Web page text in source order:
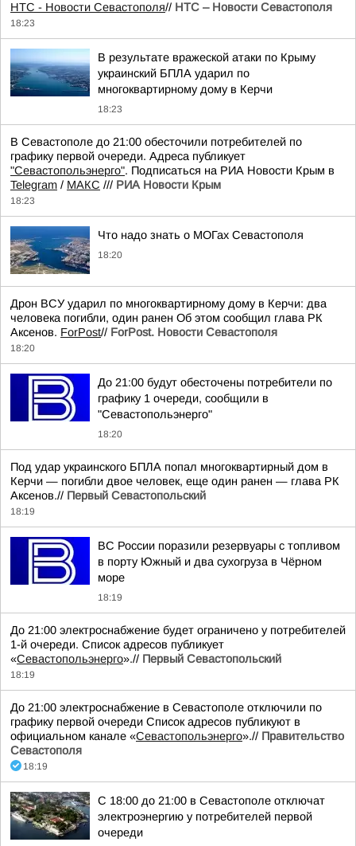
НТС - Новости Севастополя// НТС – Новости Севастополя
18:23
В результате вражеской атаки по Крыму
украинский БПЛА ударил по
многоквартирному дому в Керчи
18:23
В Севастополе до 21:00 обесточили потребителей по
графику первой очереди. Адреса публикует
"Севастопольэнерго". Подписаться на РИА Новости Крым в
Telegram / МАКС /// РИА Новости Крым
18:23
Что надо знать о МОГах Севастополя
18:20
Дрон ВСУ ударил по многоквартирному дому в Керчи: два
человека погибли, один ранен Об этом сообщил глава РК
Аксенов. ForPost// ForPost. Новости Севастополя
18:20
До 21:00 будут обесточены потребители по
графику 1 очереди, сообщили в
"Севастопольэнерго"
18:20
Под удар украинского БПЛА попал многоквартирный дом в
Керчи — погибли двое человек, еще один ранен — глава РК
Аксенов.// Первый Севастопольский
18:19
ВС России поразили резервуары с топливом
в порту Южный и два сухогруза в Чёрном
море
18:19
До 21:00 электроснабжение будет ограничено у потребителей
1-й очереди. Список адресов публикует
«Севастопольэнерго».// Первый Севастопольский
18:19
До 21:00 электроснабжение в Севастополе отключили по
графику первой очереди Список адресов публикуют в
официальном канале «Севастопольэнерго».// Правительство
Севастополя
18:19
С 18:00 до 21:00 в Севастополе отключат
электроэнергию у потребителей первой
очереди